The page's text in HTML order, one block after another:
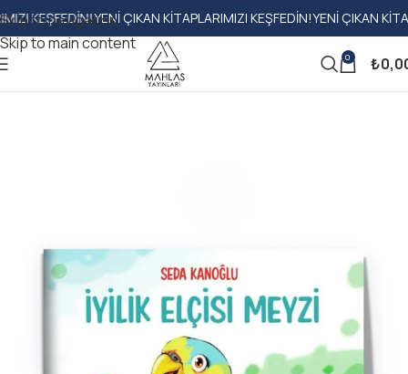
Skip to navigation
Skip to main content
YENI ÇIKAN KITAPLARIMIZI KEŞFEDIN!YENI ÇIKAN
0 ₺